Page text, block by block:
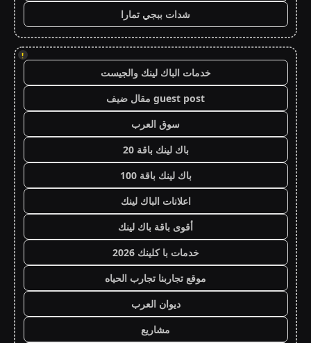
شدات ببجي تمارا
!
خدمات الباك لينك والجيست
guest post مقال ضيف
سوق العرب
باك لينك باقة 20
باك لينك باقة 100
اعلانات الباك لينك
أقوى باقة باك لينك
خدمات با كلينك 2026
موقع تجاربنا تجارب الحياه
ديوان العرب
مشاريع